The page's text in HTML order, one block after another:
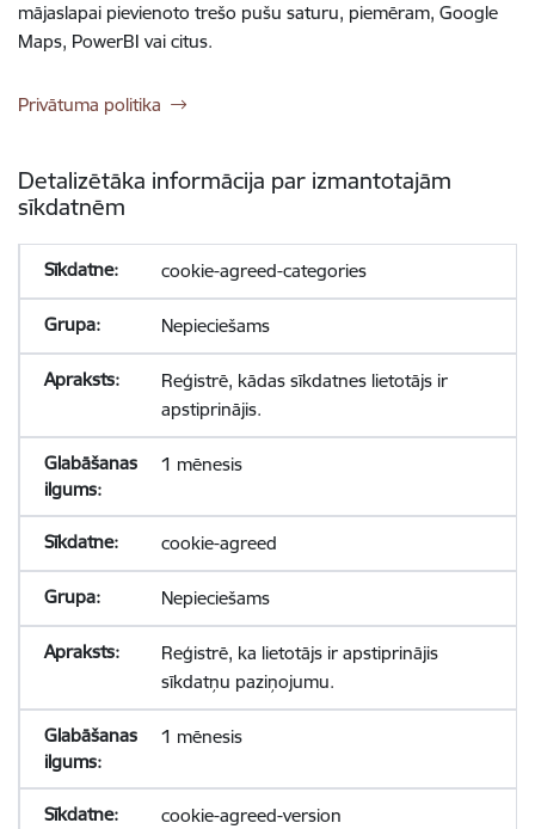
mājaslapai pievienoto trešo pušu saturu, piemēram, Google
Maps, PowerBI vai citus.
Privātuma politika
Detalizētāka informācija par izmantotajām
sīkdatnēm
cookie-agreed-categories
Nepieciešams
Reģistrē, kādas sīkdatnes lietotājs ir
apstiprinājis.
1 mēnesis
cookie-agreed
Nepieciešams
Reģistrē, ka lietotājs ir apstiprinājis
sīkdatņu paziņojumu.
1 mēnesis
cookie-agreed-version